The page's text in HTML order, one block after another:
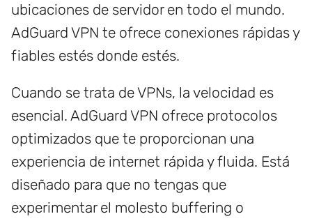
ubicaciones de servidor en todo el mundo.
AdGuard VPN te ofrece conexiones rápidas y
fiables estés donde estés.
Cuando se trata de VPNs, la velocidad es
esencial. AdGuard VPN ofrece protocolos
optimizados que te proporcionan una
experiencia de internet rápida y fluida. Está
diseñado para que no tengas que
experimentar el molesto buffering o